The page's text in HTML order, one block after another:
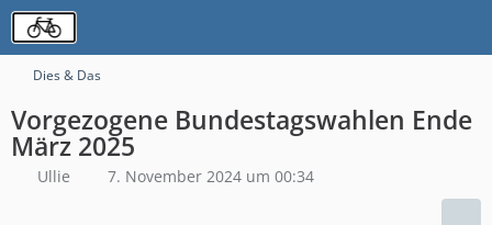
Dies & Das
Vorgezogene Bundestagswahlen Ende
März 2025
Ullie 7. November 2024 um 00:34